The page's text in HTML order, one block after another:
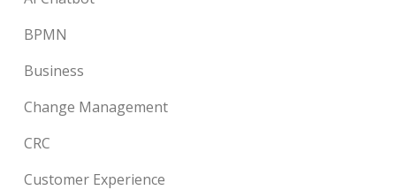
BPMN
Business
Change Management
CRC
Customer Experience